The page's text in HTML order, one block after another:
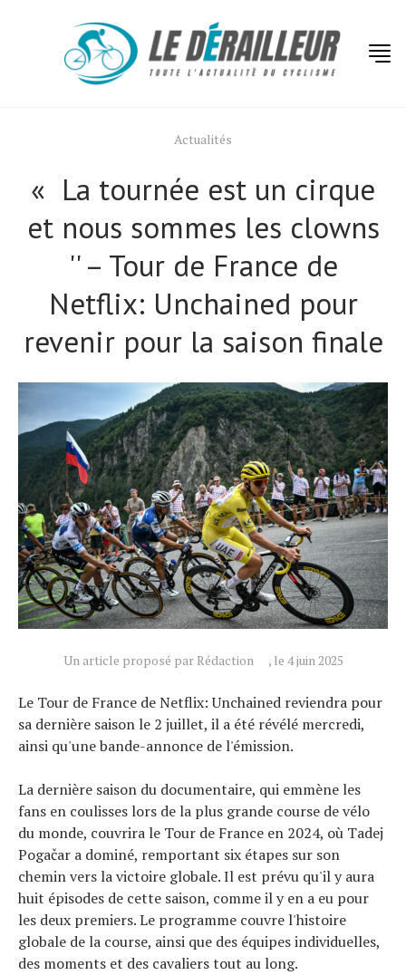
Actualités
« La tournée est un cirque
et nous sommes les clowns
'' – Tour de France de
Netflix: Unchained pour
revenir pour la saison finale
Un article proposé par Rédaction , le 4 juin 2025
Le Tour de France de Netflix: Unchained reviendra pour
sa dernière saison le 2 juillet, il a été révélé mercredi,
ainsi qu'une bande-annonce de l'émission.
La dernière saison du documentaire, qui emmène les
fans en coulisses lors de la plus grande course de vélo
du monde, couvrira le Tour de France en 2024, où Tadej
Pogačar a dominé, remportant six étapes sur son
chemin vers la victoire globale. Il est prévu qu'il y aura
huit épisodes de cette saison, comme il y en a eu pour
les deux premiers. Le programme couvre l'histoire
globale de la course, ainsi que des équipes individuelles,
des moments et des cavaliers tout au long.
Tests de produits
Conseils
Tendances
Tous nos articles
À propos